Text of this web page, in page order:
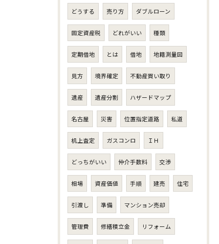
どうする 売り方 ダブルローン
固定資産税 どれがいい 種類
定期借地 とは 借地 地籍測量図
見方 境界確定 不動産買い取り
遺産 遺産分割 ハザードマップ
名古屋 災害 位置指定道路 私道
机上査定 ガスコンロ ＩＨ
どっちがいい 仲介手数料 交渉
相場 資産価値 手順 建売 住宅
引渡し 準備 マンション売却
管理費 修繕積立金 リフォーム